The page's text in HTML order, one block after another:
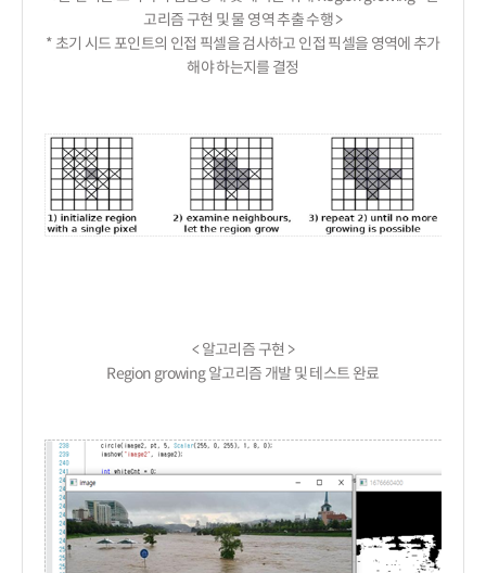
고리즘 구현 및 물 영역 추출 수행 >
* 초기 시드 포인트의 인접 픽셀을 검사하고 인접 픽셀을 영역에 추가
해야 하는지를 결정
< 알고리즘 구현 >
Region growing 알고리즘 개발 및 테스트 완료